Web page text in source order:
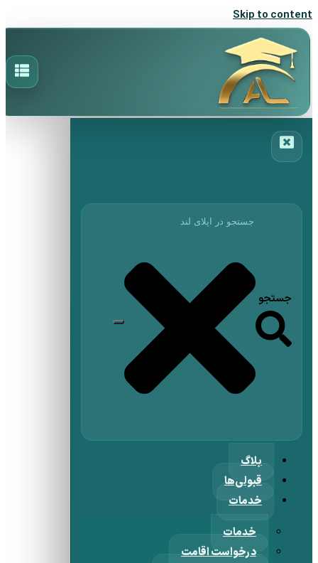
Skip to content
جستجو
بلاگ
قبولی‌ها
خدمات
خدمات
درخواست اقامت